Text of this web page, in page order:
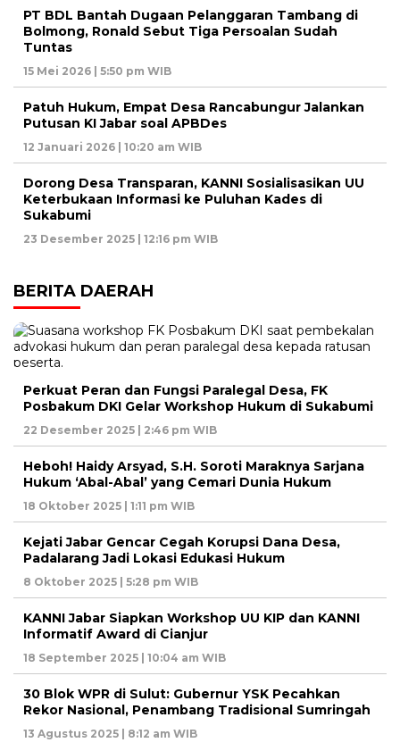
PT BDL Bantah Dugaan Pelanggaran Tambang di
Bolmong, Ronald Sebut Tiga Persoalan Sudah
Tuntas
15 Mei 2026 | 5:50 pm WIB
Patuh Hukum, Empat Desa Rancabungur Jalankan
Putusan KI Jabar soal APBDes
12 Januari 2026 | 10:20 am WIB
Dorong Desa Transparan, KANNI Sosialisasikan UU
Keterbukaan Informasi ke Puluhan Kades di
Sukabumi
23 Desember 2025 | 12:16 pm WIB
BERITA DAERAH
Perkuat Peran dan Fungsi Paralegal Desa, FK
Posbakum DKI Gelar Workshop Hukum di Sukabumi
22 Desember 2025 | 2:46 pm WIB
Heboh! Haidy Arsyad, S.H. Soroti Maraknya Sarjana
Hukum ‘Abal-Abal’ yang Cemari Dunia Hukum
18 Oktober 2025 | 1:11 pm WIB
Kejati Jabar Gencar Cegah Korupsi Dana Desa,
Padalarang Jadi Lokasi Edukasi Hukum
8 Oktober 2025 | 5:28 pm WIB
KANNI Jabar Siapkan Workshop UU KIP dan KANNI
Informatif Award di Cianjur
18 September 2025 | 10:04 am WIB
30 Blok WPR di Sulut: Gubernur YSK Pecahkan
Rekor Nasional, Penambang Tradisional Sumringah
13 Agustus 2025 | 8:12 am WIB